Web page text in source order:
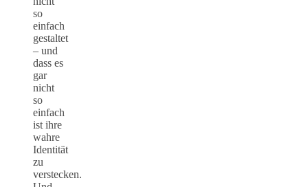
so
einfach
gestaltet
– und
dass es
gar
nicht
so
einfach
ist ihre
wahre
Identität
zu
verstecken.